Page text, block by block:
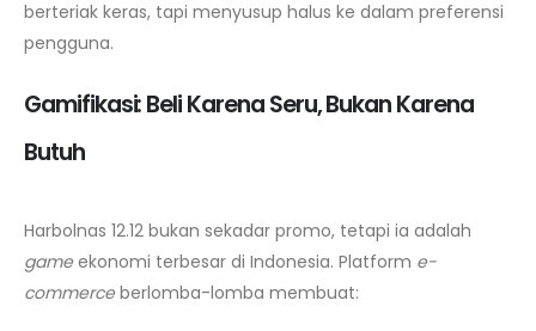
berteriak keras, tapi menyusup halus ke dalam preferensi
pengguna.
Gamifikasi: Beli Karena Seru, Bukan Karena
Butuh
Harbolnas 12.12 bukan sekadar promo, tetapi ia adalah
gameekonomi terbesar di Indonesia. Platform e-
commerceberlomba-lomba membuat: